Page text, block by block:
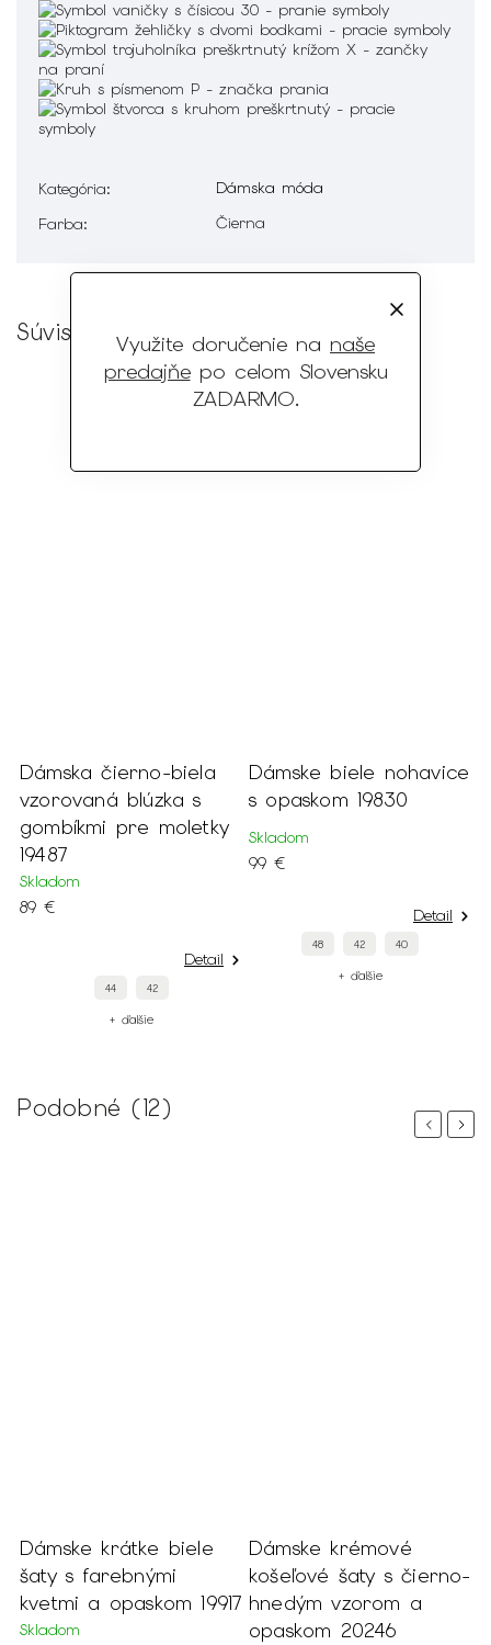
Využite doručenie na naše
predajňepo celom Slovensku
ZADARMO.
Kategória:
Dámska móda
Farba: Čierna
Súvisiaci tovar
Dámska čierno-biela
vzorovaná blúzka s
gombíkmi pre moletky
19487
Skladom
89 €
Detail
44 42
+ ďalšie
Dámske biele nohavice
s opaskom 19830
Skladom
99 €
Detail
48 42 40
+ ďalšie
Podobné (12)
Previous
Dámske krátke biele
šaty s farebnými
kvetmi a opaskom 19917
Skladom
Dámske krémové
košeľové šaty s čierno-
hnedým vzorom a
opaskom 20246
Next